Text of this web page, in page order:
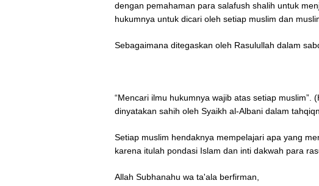
dengan pemahaman para salafush shalih untuk
hukumnya untuk dicari oleh setiap muslim dan
Sebagaimana ditegaskan oleh Rasulullah dalam
“Mencari ilmu hukumnya wajib atas setiap muslim”.
dinyatakan sahih oleh Syaikh al-Albani dalam
Setiap muslim hendaknya mempelajari apa yang
karena itulah pondasi Islam dan inti dakwah para
Allah Subhanahu wa ta'ala berfirman,